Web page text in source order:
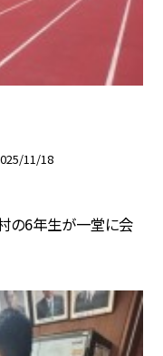
11/18
の6年生が一堂に会